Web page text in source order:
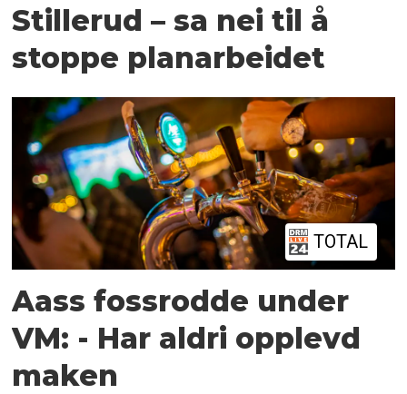
Stillerud – sa nei til å
stoppe planarbeidet
TOTAL
Aass fossrodde under
VM: - Har aldri opplevd
maken